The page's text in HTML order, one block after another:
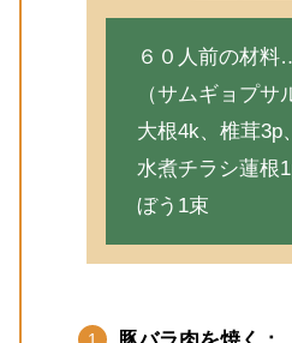
６０人前の材
（サムギョプサ
大根4k、椎茸3p
水煮チラシ蓮根
ぼう1束